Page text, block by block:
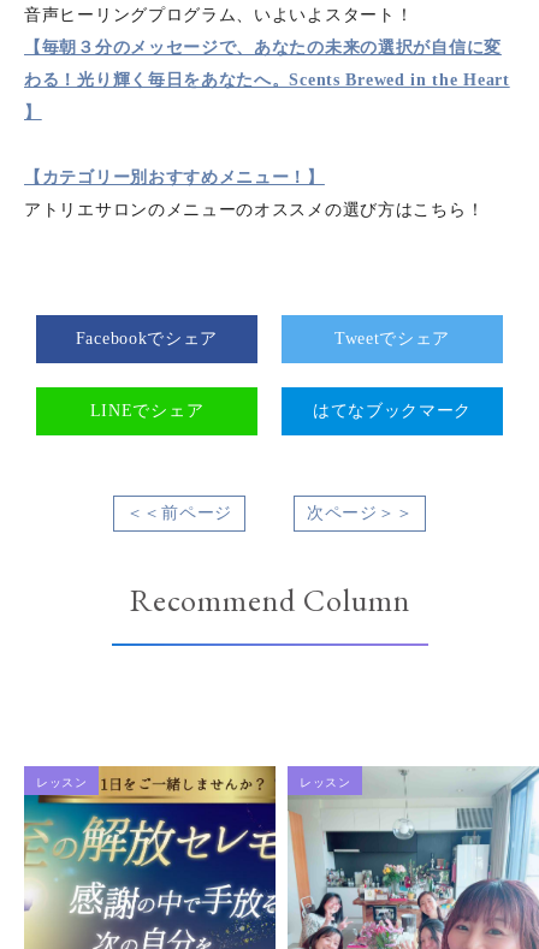
音声ヒーリングプログラム、いよいよスタート！
【毎朝３分のメッセージで、あなたの未来の選択が自信に変
わる！光り輝く毎日をあなたへ。Scents Brewed in the Heart
】
【カテゴリー別おすすめメニュー！】
アトリエサロンのメニューのオススメの選び方はこちら！
Facebookでシェア Tweetでシェア
LINEでシェア はてなブックマーク
＜＜前ページ 次ページ＞＞
Recommend Column
レッスン レッスン